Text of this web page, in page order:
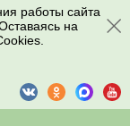
работы сайта
Оставаясь на